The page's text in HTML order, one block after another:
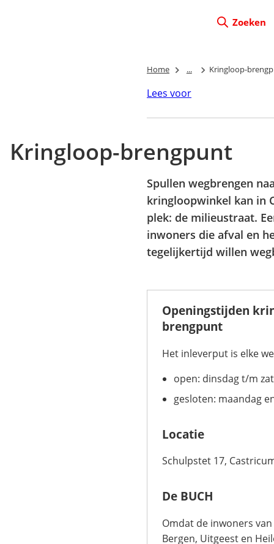
Zoeken
Home ... Kringloop-
Lees voor
Kringloop-brengpunt
Spullen wegbrengen
kringloopwinkel kan in
plek: de milieustraat.
inwoners die afval en
tegelijkertijd willen
Openingstijden
brengpunt
Het inleverput is elke
open: dinsdag t/m
gesloten: maandag
Locatie
Schulpstet 17,
De BUCH
Omdat de inwoners
Bergen, Uitgeest en